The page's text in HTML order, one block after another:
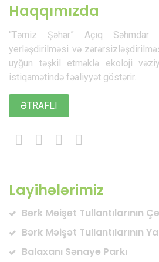
Haqqımızda
“Təmiz Şəhər” Açıq Səhmdar
yerləşdirilməsi və
uyğun təşkil etməklə ekoloji
istiqamətində fəaliyyət göstərir.
ƏTRAFLI
Layihələrimiz
Bərk Məişət Tullantılarının
Bərk Məişət Tullantılarının
Balaxanı Sənaye Parkı